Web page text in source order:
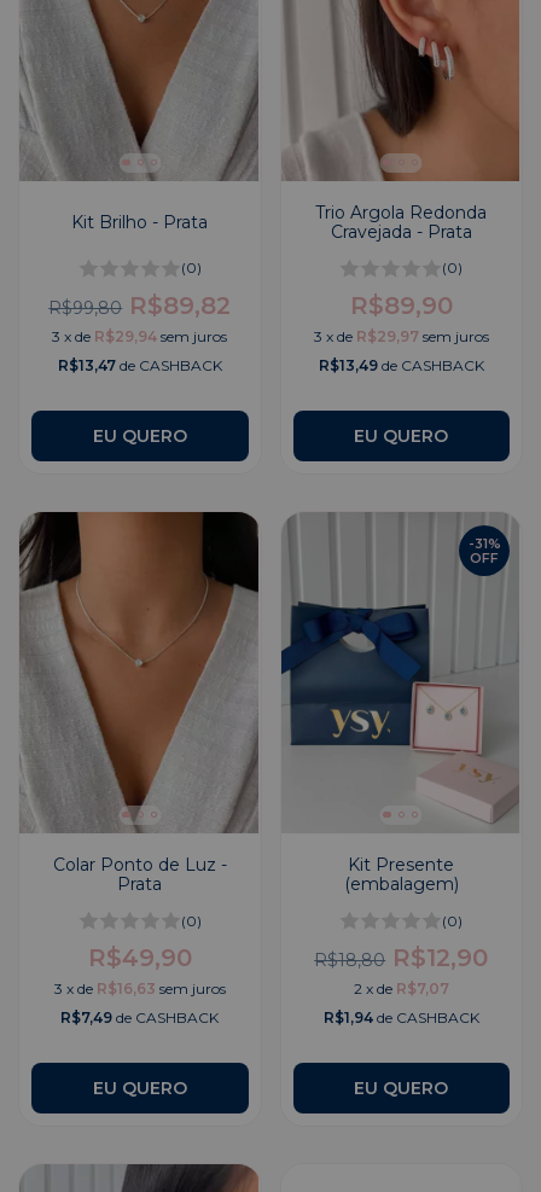
Kit Brilho - Prata
(0)
R$99,80 R$89,82
3 xde R$29,94 sem juros
R$13,47de CASHBACK
EU QUERO
Trio Argola Redonda
Cravejada - Prata
(0)
R$89,90
3 x de R$29,97 sem juros
R$13,49de CASHBACK
Colar Ponto de Luz -
Prata
(0)
R$49,90
3 x de R$16,63 sem juros
R$7,49 de CASHBACK
Kit Presente
(embalagem)
(0)
R$18,80 R$12,90
-31%
OFF
2 x de R$7,07
R$1,94de CASHBACK